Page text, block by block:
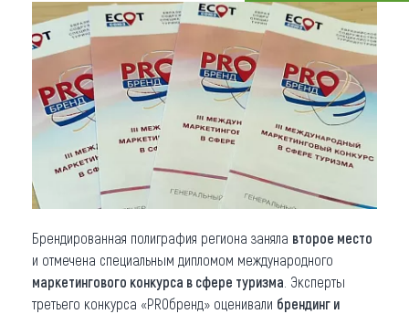
Что привезти (сувениры)
О регионе
Коллекция впечатлений
Другие рубрики
Брендированная полиграфия региона заняла второе место
и отмечена специальным дипломом международного
маркетингового конкурса в сфере туризма . Эксперты
третьего конкурса «PROбренд» оценивали брендинг и